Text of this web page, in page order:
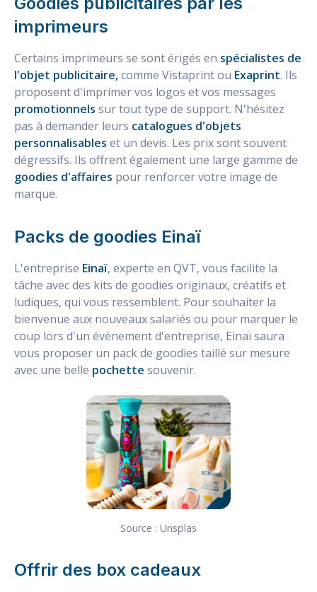
imprimeurs
Certains imprimeurs se sont érigés en spécialistes de
l'objet publicitaire,comme Vistaprint ou Exaprint. Ils
proposent d'imprimer vos logos et vos messages
promotionnels sur tout type de support. N'hésitez
pas à demander leurs catalogues d'objets
personnalisables et un devis. Les prix sont souvent
dégressifs. Ils offrent également une large gamme de
goodies d'affaires pour renforcer votre image de
marque.
Packs de goodies Einaï
L'entreprise Einaï, experte en QVT, vous facilite la
tâche avec des kits de goodies originaux, créatifs et
ludiques, qui vous ressemblent. Pour souhaiter la
bienvenue aux nouveaux salariés ou pour marquer le
coup lors d'un évènement d'entreprise, Einaï saura
vous proposer un pack de goodies taillé sur mesure
avec une belle pochette souvenir.
Source : Unsplas
Offrir des box cadeaux